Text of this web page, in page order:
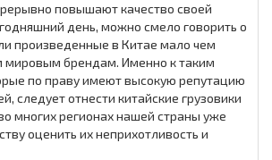
повышают качество своей
день, можно смело говорить о
произведенные в Китае мало чем
мировым брендам. Именно к таким
по праву имеют высокую репутацию
следует отнести китайские грузовики
многих регионах нашей страны уже
оценить их неприхотливость и